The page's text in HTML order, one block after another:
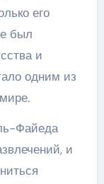
его
был
и
одним из
Файеда
и